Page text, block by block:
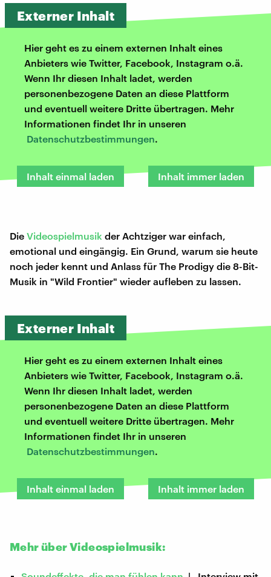
Externer Inhalt
Hier geht es zu einem externen Inhalt eines
Anbieters wie Twitter, Facebook, Instagram o.ä.
Wenn Ihr diesen Inhalt ladet, werden
personenbezogene Daten an diese Plattform
und eventuell weitere Dritte übertragen. Mehr
Informationen findet Ihr in unseren
Datenschutzbestimmungen.
Inhalt einmal laden Inhalt immer laden
Die Videospielmusik der Achtziger war einfach,
emotional und eingängig. Ein Grund, warum sie heute
noch jeder kennt und Anlass für The Prodigy die 8-Bit-
Musik in "Wild Frontier" wieder aufleben zu lassen.
Externer Inhalt
Hier geht es zu einem externen Inhalt eines
Anbieters wie Twitter, Facebook, Instagram o.ä.
Wenn Ihr diesen Inhalt ladet, werden
personenbezogene Daten an diese Plattform
und eventuell weitere Dritte übertragen. Mehr
Informationen findet Ihr in unseren
Datenschutzbestimmungen.
Inhalt einmal laden Inhalt immer laden
Mehr über Videospielmusik: